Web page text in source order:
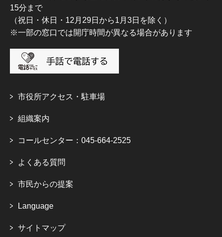
15分まで
（祝日・休日・12月29日から1月3日を除く）
※一部の窓口では開庁時間が異なる場合があります
市役所アクセス・駐車場
組織案内
コールセンター：045-664-2525
よくある質問
市民からの提案
Language
サイトマップ